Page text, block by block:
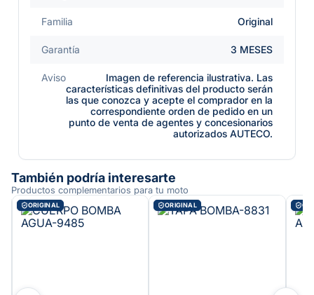
Familia Original
Garantía 3 MESES
Aviso
Imagen de referencia ilustrativa. Las
características definitivas del producto serán
las que conozca y acepte el comprador en la
correspondiente orden de pedido en un
punto de venta de agentes y concesionarios
autorizados AUTECO.
También podría interesarte
Productos complementarios para tu moto
ORIGINAL ORIGINAL